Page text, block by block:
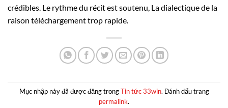
crédibles. Le rythme du récit est soutenu, La dialectique de la
raison téléchargement trop rapide.
Mục nhập này đã được đăng trongTin tức 33win. Đánh dấu trang
permalink.